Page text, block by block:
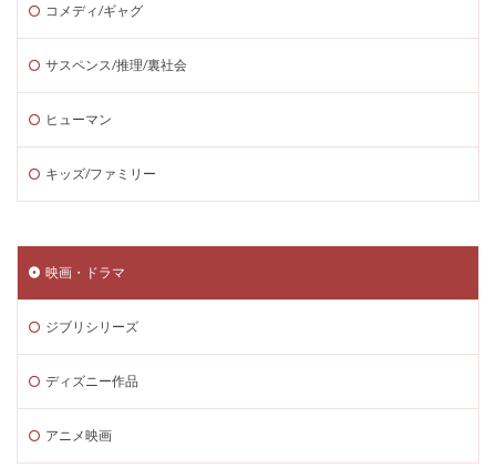
コメディ/ギャグ
サスペンス/推理/裏社会
ヒューマン
キッズ/ファミリー
映画・ドラマ
ジブリシリーズ
ディズニー作品
アニメ映画